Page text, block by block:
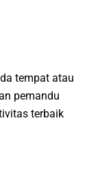
tempat atau
pemandu
terbaik